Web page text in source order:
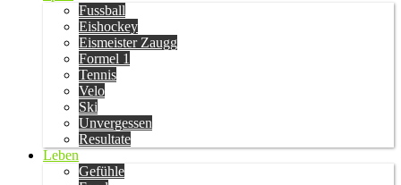
Fussball
Eishockey
Eismeister Zaugg
Formel 1
Tennis
Velo
Ski
Unvergessen
Resultate
Leben
Gefühle